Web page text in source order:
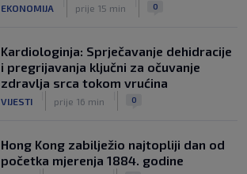
EKONOMIJA prije 15 min 0
Kardiologinja: Sprječavanje dehidracije
i pregrijavanja ključni za očuvanje
zdravlja srca tokom vrućina
VIJESTI prije 16 min 0
Hong Kong zabilježio najtopliji dan od
početka mjerenja 1884. godine